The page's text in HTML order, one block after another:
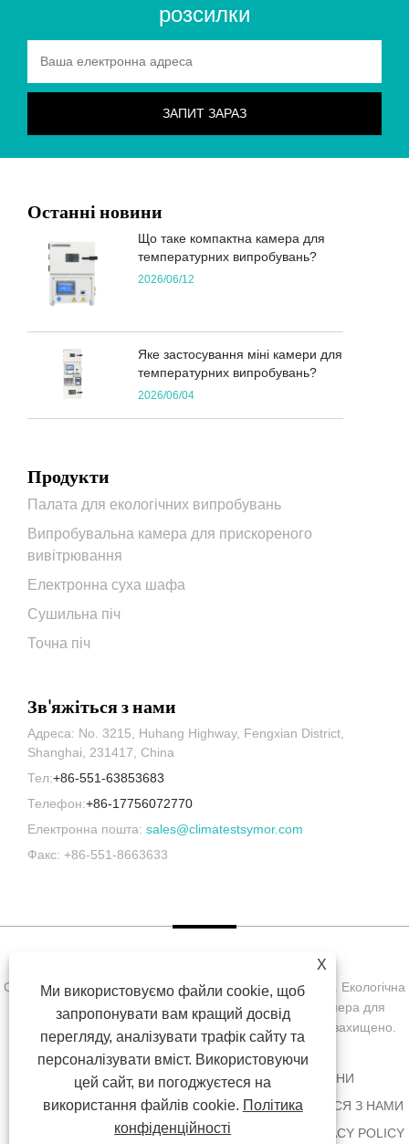
розсилки
Останні новини
Що таке компактна камера для
температурних випробувань?
2026/06/12
Яке застосування міні камери для
температурних випробувань?
2026/06/04
Продукти
Палата для екологічних випробувань
Випробувальна камера для прискореного
вивітрювання
Електронна суха шафа
Сушильна піч
Точна піч
Зв'яжіться з нами
Адреса: No. 3215, Huhang Highway, Fengxian District,
Shanghai, 231417, China
Тел:+86-551-63853683
Телефон:+86-17756072770
Електронна пошта: sales@climatestsymor.com
Факс: +86-551-8663633
Copyright © Symor Instrument Equipment Co., Ltd., 2022. Екологічна
випробувальна камера, електронна суха шафа, камера для
випробувань на прискорене вивітрювання. Усі права захищено.
ДОДОМУ ПРО НАС ПРОДУКТИ
НОВИНИ
ЗАВАНТАЖИТИ
НАДІСЛАТИ ЗАПИТ
ЗВ'ЯЖІТЬСЯ З НАМИ
SITEMAP RSS PRIVACY POLICY
X
Ми використовуємо файли cookie, щоб
запропонувати вам кращий досвід
перегляду, аналізувати трафік сайту та
персоналізувати вміст. Використовуючи
цей сайт, ви погоджуєтеся на
використання файлів cookie. Політика
конфіденційності